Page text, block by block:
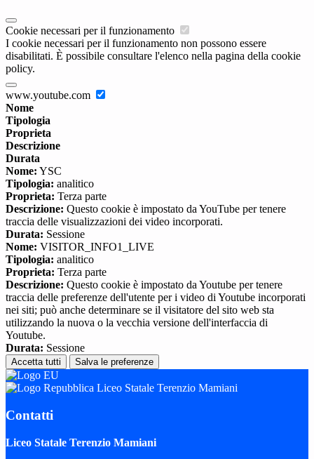
Cookie necessari per il funzionamento
I cookie necessari per il funzionamento non possono essere
disabilitati. È possibile consultare l'elenco nella pagina della cookie
policy.
www.youtube.com
Nome
Tipologia
Proprieta
Descrizione
Durata
Nome: YSC
Tipologia: analitico
Proprieta: Terza parte
Descrizione: Questo cookie è impostato da YouTube per tenere
traccia delle visualizzazioni dei video incorporati.
Durata: Sessione
Nome: VISITOR_INFO1_LIVE
Tipologia: analitico
Proprieta: Terza parte
Descrizione: Questo cookie è impostato da Youtube per tenere
traccia delle preferenze dell'utente per i video di Youtube incorporati
nei siti; può anche determinare se il visitatore del sito web sta
utilizzando la nuova o la vecchia versione dell'interfaccia di
Youtube.
Durata: Sessione
Accetta tutti Salva le preferenze
Liceo Statale Terenzio Mamiani
Contatti
Liceo Statale Terenzio Mamiani